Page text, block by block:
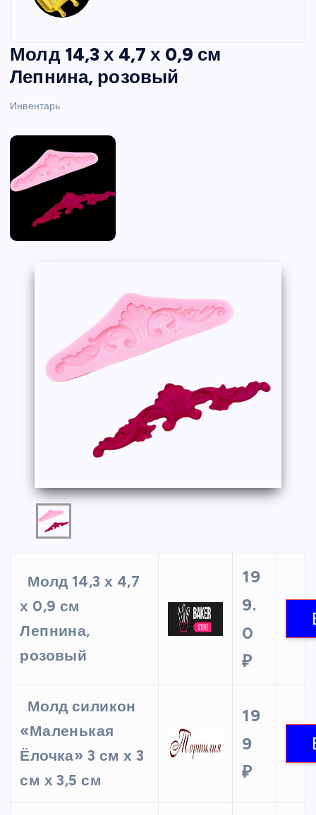
Молд 14,3 х 4,7 х 0,9 см
Лепнина, розовый
Инвентарь
Молд 14,3 х 4,7
х 0,9 см
Лепнина,
розовый
19
9.
0
₽
Молд силикон
«Маленькая
Ёлочка» 3 см х 3
см х 3,5 см
19
9
₽